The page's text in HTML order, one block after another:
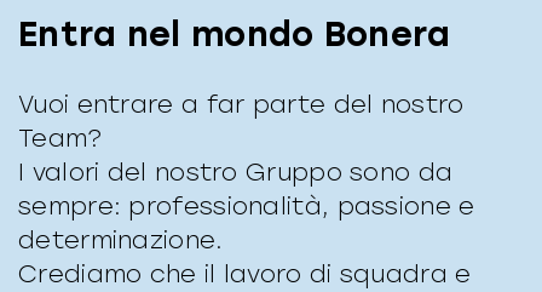
Entra nel mondo Bonera
Vuoi entrare a far parte del nostro
Team?
I valori del nostro Gruppo sono da
sempre: professionalità, passione e
determinazione.
Crediamo che il lavoro di squadra e